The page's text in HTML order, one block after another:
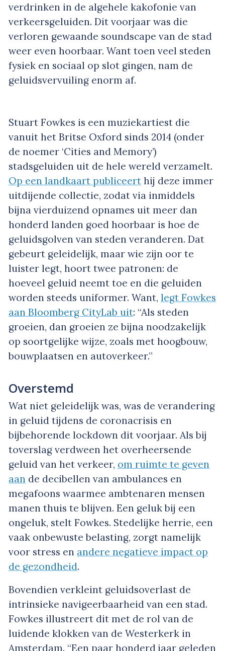
verdrinken in de algehele kakofonie van
verkeersgeluiden. Dit voorjaar was die
verloren gewaande soundscape van de stad
weer even hoorbaar. Want toen veel steden
fysiek en sociaal op slot gingen, nam de
geluidsvervuiling enorm af.
Stuart Fowkes is een muziekartiest die
vanuit het Britse Oxford sinds 2014 (onder
de noemer ‘Cities and Memory’)
stadsgeluiden uit de hele wereld verzamelt.
Op een landkaart publiceert hij deze immer
uitdijende collectie, zodat via inmiddels
bijna vierduizend opnames uit meer dan
honderd landen goed hoorbaar is hoe de
geluidsgolven van steden veranderen. Dat
gebeurt geleidelijk, maar wie zijn oor te
luister legt, hoort twee patronen: de
hoeveel geluid neemt toe en die geluiden
worden steeds uniformer. Want, legt Fowkes
aan Bloomberg CityLab uit: “Als steden
groeien, dan groeien ze bijna noodzakelijk
op soortgelijke wijze, zoals met hoogbouw,
bouwplaatsen en autoverkeer.”
Overstemd
Wat niet geleidelijk was, was de verandering
in geluid tijdens de coronacrisis en
bijbehorende lockdown dit voorjaar. Als bij
toverslag verdween het overheersende
geluid van het verkeer, om ruimte te geven
aan de decibellen van ambulances en
megafoons waarmee ambtenaren mensen
manen thuis te blijven. Een geluk bij een
ongeluk, stelt Fowkes. Stedelijke herrie, een
vaak onbewuste belasting, zorgt namelijk
voor stress en andere negatieve impact op
de gezondheid.
Bovendien verkleint geluidsoverlast de
intrinsieke navigeerbaarheid van een stad.
Fowkes illustreert dit met de rol van de
luidende klokken van de Westerkerk in
Amsterdam. “Een paar honderd jaar geleden